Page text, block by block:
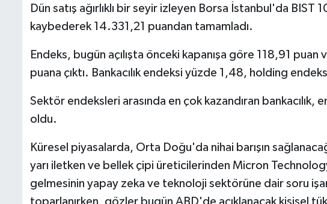
Dün satış ağırlıklı bir seyir izleyen Borsa İstanbul'da
kaybederek 14.331,21 puandan tamamladı.
Endeks, bugün açılışta önceki kapanışa göre 118,91
puana çıktı. Bankacılık endeksi yüzde 1,48, holding
Sektör endeksleri arasında en çok kazandıran
oldu.
Küresel piyasalarda, Orta Doğu'da nihai barışın
yarı iletken ve bellek çipi üreticilerinden Micron
gelmesinin yapay zeka ve teknoloji sektörüne dair soru
toparlanırken, gözler bugün ABD'de açıklanacak kişisel